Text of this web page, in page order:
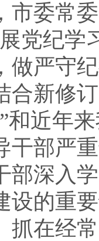
委常委
党纪学
做严守
合新修
和近年
干部严
部深入
设的重
抓在经